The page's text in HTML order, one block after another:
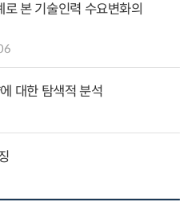
본 기술인력 수요변화의
대한 탐색적 분석